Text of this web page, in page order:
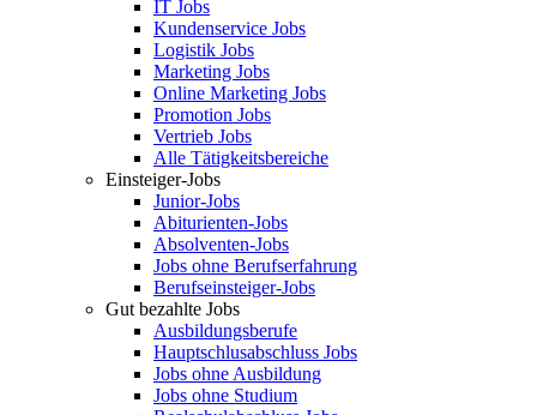
IT Jobs
Kundenservice Jobs
Logistik Jobs
Marketing Jobs
Online Marketing Jobs
Promotion Jobs
Vertrieb Jobs
Alle Tätigkeitsbereiche
Einsteiger-Jobs
Junior-Jobs
Abiturienten-Jobs
Absolventen-Jobs
Jobs ohne Berufserfahrung
Berufseinsteiger-Jobs
Gut bezahlte Jobs
Ausbildungsberufe
Hauptschlusabschluss Jobs
Jobs ohne Ausbildung
Jobs ohne Studium